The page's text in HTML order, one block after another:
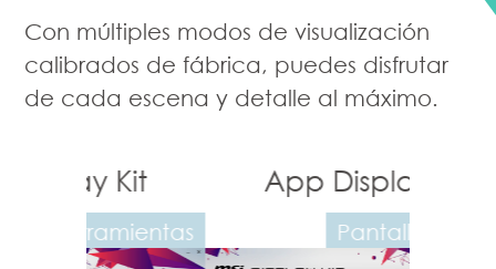
Con múltiples modos de visualización
calibrados de fábrica, puedes disfrutar
de cada escena y detalle al máximo.
App Display Kit
Pantalla divivida